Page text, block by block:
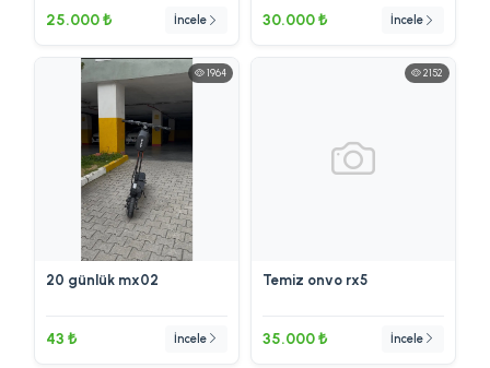
25.000 ₺ İncele 30.000 ₺ İncele
1964
20 günlük mx02
43 ₺ İncele
2152
Temiz onvo rx5
35.000 ₺ İncele